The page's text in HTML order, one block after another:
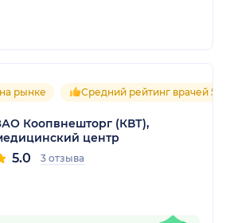
рынке Средний рейтинг врачей 5.0
Коопвнешторг (КВТ),
центр
5.0 3 отзыва